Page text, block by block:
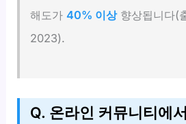
해도가40% 이상향상됩니다(
2023).
Q. 온라인 커뮤니티에